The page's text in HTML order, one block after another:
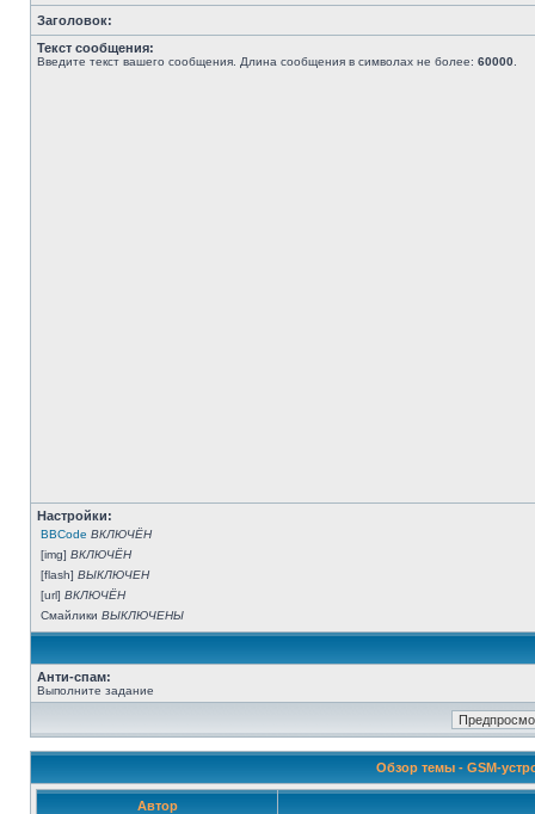
Заголовок:
Текст сообщения:
Введите текст вашего сообщения. Длина сообщения в символах не более: 60000
Настройки:
BBCode ВКЛЮЧЁН
[img] ВКЛЮЧЁН
[flash] ВЫКЛЮЧЕН
[url] ВКЛЮЧЁН
Смайлики ВЫКЛЮЧЕНЫ
Анти-спам:
Выполните задание
Обзор темы - GSM-
Автор